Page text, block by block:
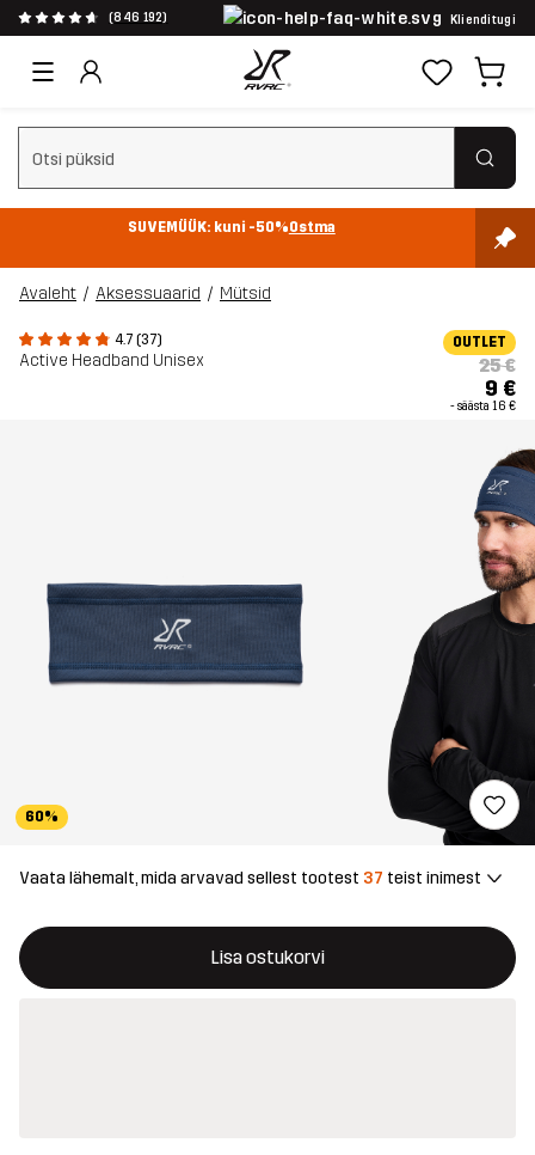
(846 192) Klienditugi
Tühjenda otsing
SUVEMÜÜK: kuni -50%Ostma
Avaleht Aksessuaarid Mütsid
4.7 (37)
Active Headband Unisex
OUTLET
25 €
9 €
- säästa 16 €
60%
Vaata lähemalt, mida arvavad sellest tootest 37 teist inimest
Lisa ostukorvi
See nupp avab modaali, mis kinnitab ostukorvis uue kauba
{{size}} pole saadaval